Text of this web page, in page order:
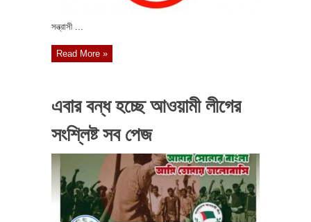
সন্ত্রাসী ...
Read More »
এবার বন্ধ হচ্ছে আওয়ামী লীগের
সংশ্লিষ্ট সব পেজ